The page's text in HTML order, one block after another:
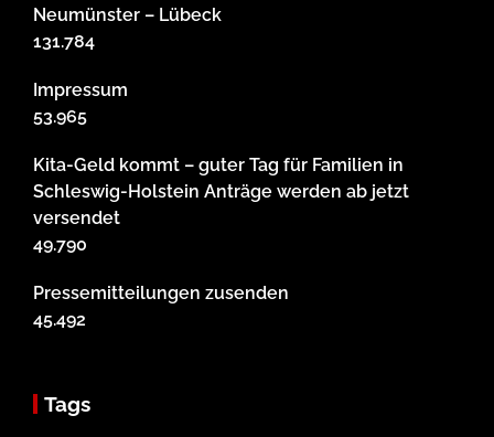
Neumünster – Lübeck
131.784
Impressum
53.965
Kita-Geld kommt – guter Tag für Familien in
Schleswig-Holstein Anträge werden ab jetzt
versendet
49.790
Pressemitteilungen zusenden
45.492
Tags